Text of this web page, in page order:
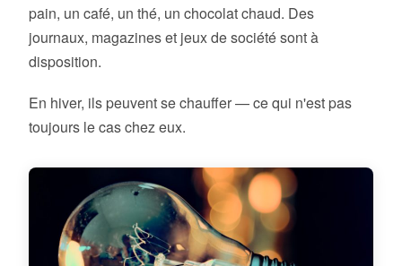
pain, un café, un thé, un chocolat chaud. Des
journaux, magazines et jeux de société sont à
disposition.
En hiver, ils peuvent se chauffer — ce qui n'est pas
toujours le cas chez eux.